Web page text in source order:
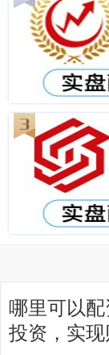
哪里可以
投资，实